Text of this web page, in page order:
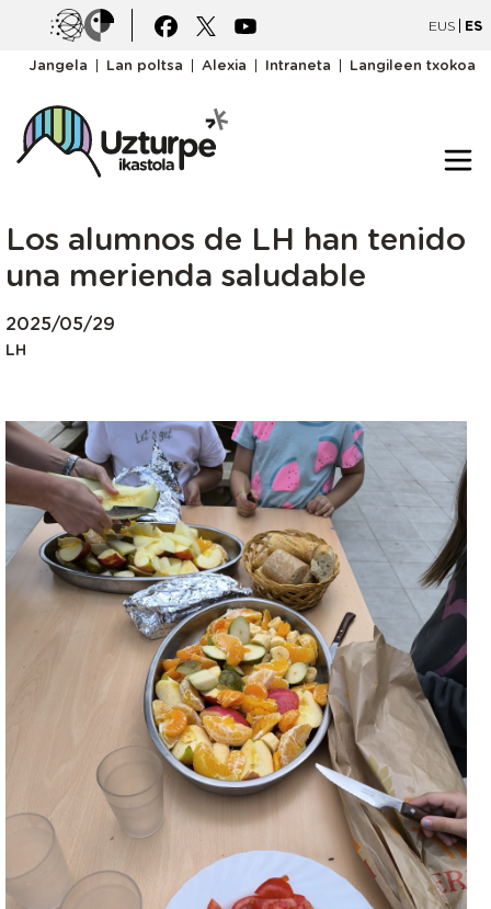
Pasar al contenido principal
IrudiaIrudia EUS ES
goiburukomenua
Jangela Lan poltsa Alexia Intraneta Langileen txokoa
Los alumnos de LH han tenido
una merienda saludable
2025/05/29
LH
Irudia